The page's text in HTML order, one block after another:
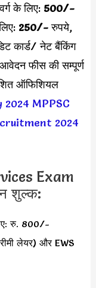
के लिए: 500/-
250/-रुपये,
कार्ड/ नेट बैंकिंग
फीस की सम्पूर्ण
ऑफिशियल
2024 MPPSC
2024
Exam
शुल्क:
रु. 800/-
लेयर) और EWS